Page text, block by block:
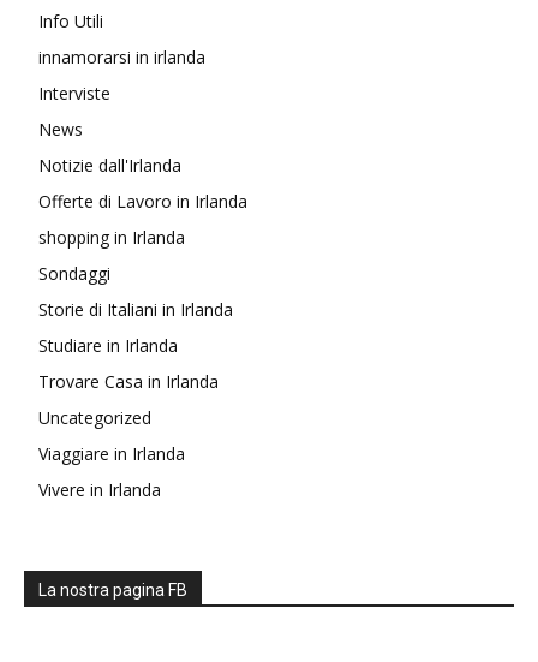
Info Utili
innamorarsi in irlanda
Interviste
News
Notizie dall'Irlanda
Offerte di Lavoro in Irlanda
shopping in Irlanda
Sondaggi
Storie di Italiani in Irlanda
Studiare in Irlanda
Trovare Casa in Irlanda
Uncategorized
Viaggiare in Irlanda
Vivere in Irlanda
La nostra pagina FB